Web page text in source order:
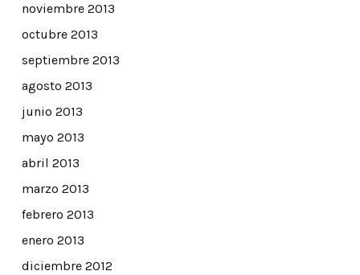
noviembre 2013
octubre 2013
septiembre 2013
agosto 2013
junio 2013
mayo 2013
abril 2013
marzo 2013
febrero 2013
enero 2013
diciembre 2012